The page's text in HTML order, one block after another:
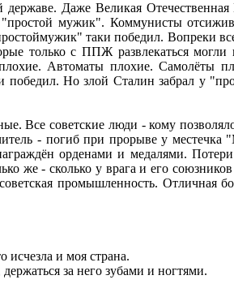
Даже Великая
"простой мужик". Коммунисты
таки победил. Вопреки
только с ППЖ развлекаться
Автоматы плохие. Самолёты
Но злой Сталин забрал у
Все советские люди - кому
- погиб при прорыве у
орденами и медалями.
же - сколько у врага и его
промышленность. Отличная
исчезла и моя страна.
за него зубами и ногтями.